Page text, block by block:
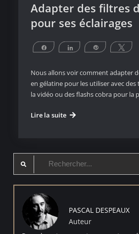
Adapter des filtres
pour ses éclairages
Partagez Partagez Épingle
Nous allons voir comment adapter
en gélatine pour les utiliser avec des
la vidéo ou des flashs cobra pour la
Lire la suiteAdapter
pour
Search
PASCAL DESPEAUX
Auteur